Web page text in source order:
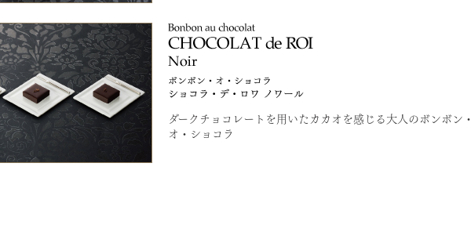
ダークチョコレートを用いたカカオを感じる大人のボンボン・
オ・ショコラ